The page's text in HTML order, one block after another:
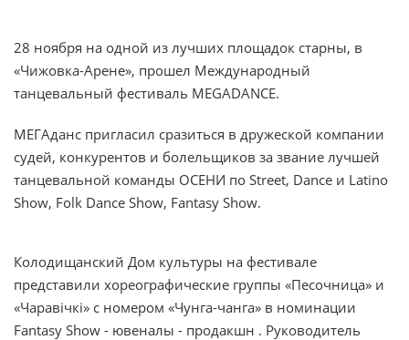
28 ноября на одной из лучших площадок старны, в
«Чижовка-Арене», прошел Международный
танцевальный фестиваль MEGADANCE.
МЕГАданс пригласил сразиться в дружеской компании
судей, конкурентов и болельщиков за звание лучшей
танцевальной команды ОСЕНИ по Street, Dance и Latino
Show, Folk Dance Show, Fantasy Show.
Колодищанский Дом культуры на фестивале
представили хореографические группы «Песочница» и
«Чаравiчкi» с номером «Чунга-чанга» в номинации
Fantasy Show - ювеналы - продакшн . Руководитель